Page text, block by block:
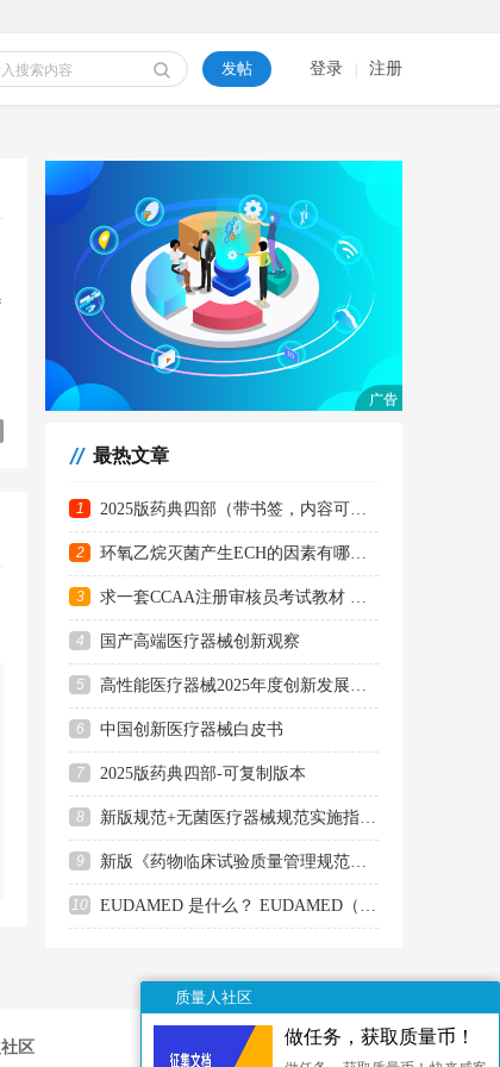
注册
登录
发帖
最热文章
1 2025版药典四部（带书签，内容可复制）
2 环氧乙烷灭菌产生ECH的因素有哪些？哪些材料容易产生ECH？
3 求一套CCAA注册审核员考试教材 第二版
4 国产高端医疗器械创新观察
5 高性能医疗器械2025年度创新发展报告
6 中国创新医疗器械白皮书
7 2025版药典四部-可复制版本
8 新版规范+无菌医疗器械规范实施指南培训班-培训资料
9 新版《药物临床试验质量管理规范》9月1日起施行！
10 EUDAMED 是什么？ EUDAMED（European Database on Medical Devices 欧盟医疗器械数据
质量人社区
做任务，获取质量币！
区